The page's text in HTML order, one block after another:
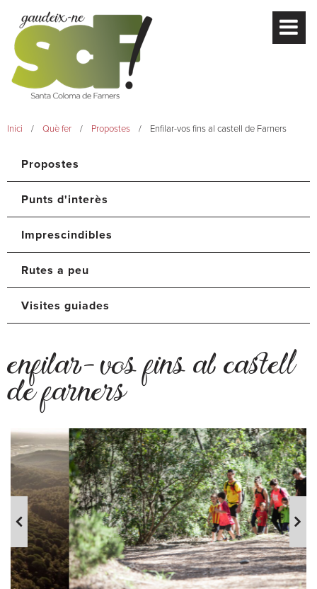
Inici Què fer Propostes Enfilar-vos fins al castell de Farners
Propostes
Punts d'interès
Imprescindibles
Rutes a peu
Visites guiades
enfilar-vos fins al castell
de farners